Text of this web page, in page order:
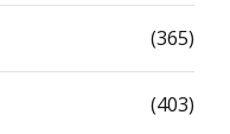
(365)
(403)